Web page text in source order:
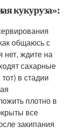
кукуруза»:
общаюсь с
нет, ждите на
сахарные
в стадии
плотно в
все
закипания